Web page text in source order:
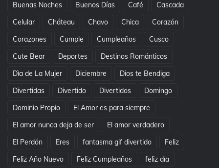
Buenas Noches
Buenos Días Café
Cascada
Celular
Cháteau Chavo Chica
Corazón
Corazones
Cumple Cumpleaños
Cusco
Cute Bear
Deportes
Destinos Románticos
Dìa de La Mujer
Diciembre
Dios te Bendiga
Divertidas
Divertido Divertidos
Domingo
Dominio Propio
El Amor es para siempre
El amor nunca deja de ser
El amor verdadero
El Perdón
Eres fantasma gif divertido
Feliz
Feliz Año Nuevo
Feliz Cumpleaños
feliz día